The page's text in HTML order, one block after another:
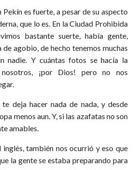
Pekín es fuerte, a pesar de su aspecto
que lo es. En la Ciudad Prohibida
bastante suerte, había gente,
de agobio, de hecho tenemos muchas
nadie. Y cuántas fotos se hacía la
¡por Dios! pero no nos
deja hacer nada de nada, y desde
menos aun. Y, si las azafatas no son
amables.
inglés, también nos ocurrió y eso que
la gente se estaba preparando para